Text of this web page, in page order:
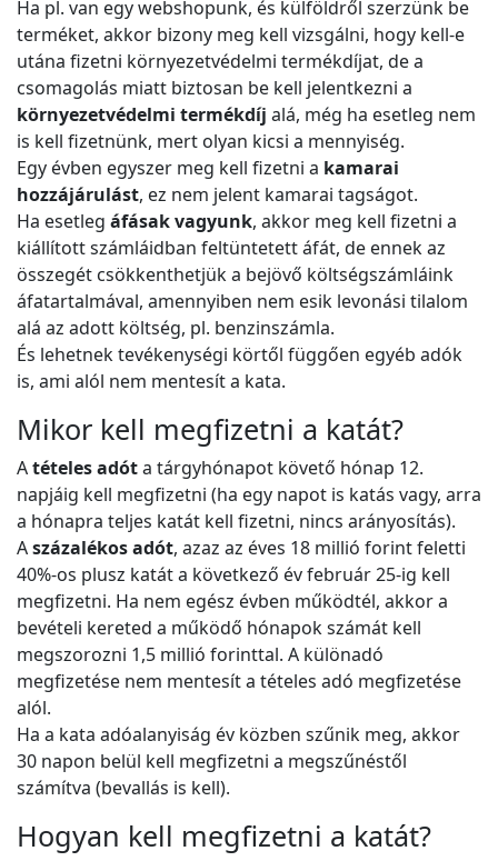
Ha pl. van egy webshopunk, és külföldről szerzünk be
terméket, akkor bizony meg kell vizsgálni, hogy kell-e
utána fizetni környezetvédelmi termékdíjat, de a
csomagolás miatt biztosan be kell jelentkezni a
környezetvédelmi termékdíj alá, még ha esetleg nem
is kell fizetnünk, mert olyan kicsi a mennyiség.
Egy évben egyszer meg kell fizetni a kamarai
hozzájárulást, ez nem jelent kamarai tagságot.
Ha esetleg áfásak vagyunk, akkor meg kell fizetni a
kiállított számláidban feltüntetett áfát, de ennek az
összegét csökkenthetjük a bejövő költségszámláink
áfatartalmával, amennyiben nem esik levonási tilalom
alá az adott költség, pl. benzinszámla.
És lehetnek tevékenységi körtől függően egyéb adók
is, ami alól nem mentesít a kata.
Mikor kell megfizetni a katát?
Atételes adóta tárgyhónapot követő hónap 12.
napjáig kell megfizetni (ha egy napot is katás vagy, arra
a hónapra teljes katát kell fizetni, nincs arányosítás).
Aszázalékos adót, azaz az éves 18 millió forint feletti
40%-os plusz katát a következő év február 25-ig kell
megfizetni. Ha nem egész évben működtél, akkor a
bevételi kereted a működő hónapok számát kell
megszorozni 1,5 millió forinttal. A különadó
megfizetése nem mentesít a tételes adó megfizetése
alól.
Ha a kata adóalanyiság év közben szűnik meg, akkor
30 napon belül kell megfizetni a megszűnéstől
számítva (bevallás is kell).
Hogyan kell megfizetni a katát?